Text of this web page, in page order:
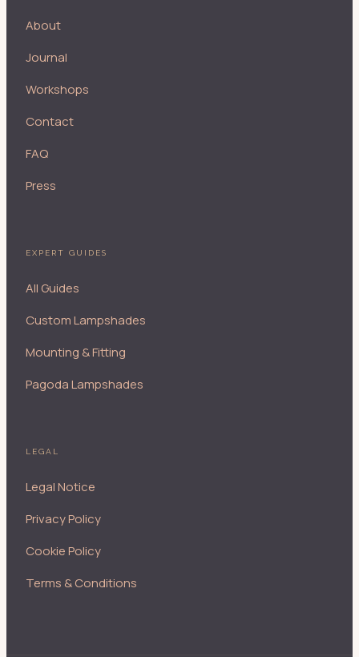
About
Journal
Workshops
Contact
FAQ
Press
EXPERT GUIDES
All Guides
Custom Lampshades
Mounting & Fitting
Pagoda Lampshades
LEGAL
Legal Notice
Privacy Policy
Cookie Policy
Terms & Conditions